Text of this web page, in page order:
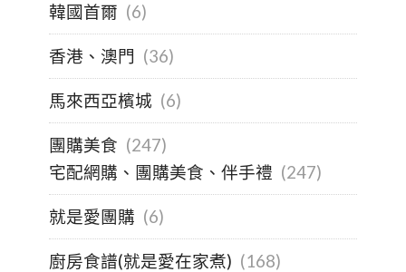
韓國首爾 (6)
香港、澳門 (36)
馬來西亞檳城 (6)
團購美食 (247)
宅配網購、團購美食、伴手禮 (247)
就是愛團購 (6)
廚房食譜(就是愛在家煮) (168)